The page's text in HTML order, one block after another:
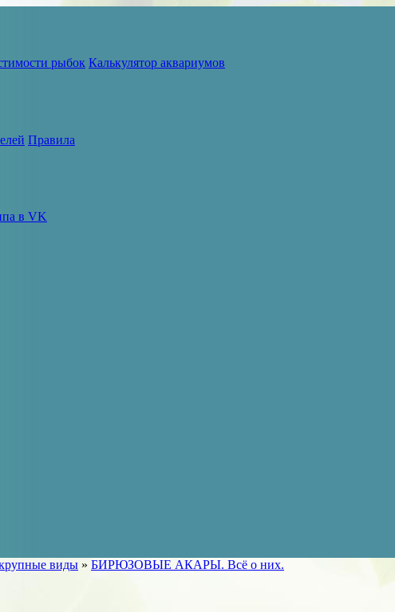
рыбок Калькулятор аквариумов
Правила
в VK
виды » БИРЮЗОВЫЕ АКАРЫ. Всё о них.